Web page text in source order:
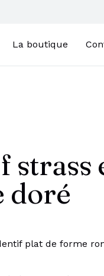
La boutique
strass
doré
plat de forme